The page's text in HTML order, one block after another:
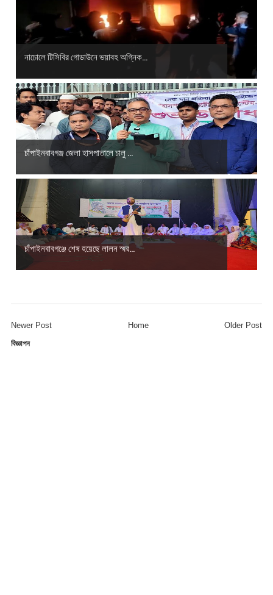
নাচোলে টিসিবির গোডাউনে ভয়াবহ অগ্নিক...
চাঁপাইনবাবগঞ্জ জেলা হাসপাতালে চালু ...
চাঁপাইনবাবগঞ্জে শেষ হয়েছে লালন স্মর...
Newer Post Older Post
Home
বিজ্ঞাপন